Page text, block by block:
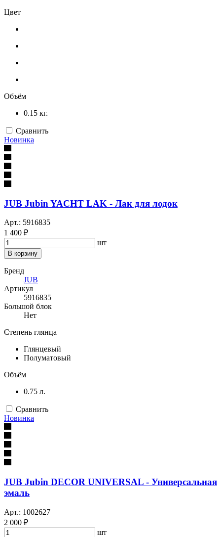
Цвет
Объём
0.15 кг.
Сравнить
Новинка
JUB Jubin YACHT LAK - Лак для лодок
Арт.: 5916835
1 400 ₽
шт
В корзину
Бренд
JUB
Артикул
5916835
Большой блок
Нет
Степень глянца
Глянцевый
Полуматовый
Объём
0.75 л.
Сравнить
Новинка
JUB Jubin DECOR UNIVERSAL - Универсальная
эмаль
Арт.: 1002627
2 000 ₽
шт